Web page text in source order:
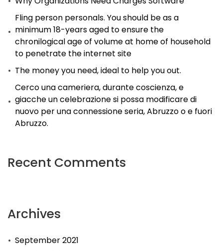
Fling person personals. You should be as a
minimum 18-years aged to ensure the
chronilogical age of volume at home of household
to penetrate the internet site
The money you need, ideal to help you out.
Cerco una cameriera, durante coscienza, e
giacche un celebrazione si possa modificare di
nuovo per una connessione seria, Abruzzo o e fuori
Abruzzo.
Recent Comments
Archives
September 2021